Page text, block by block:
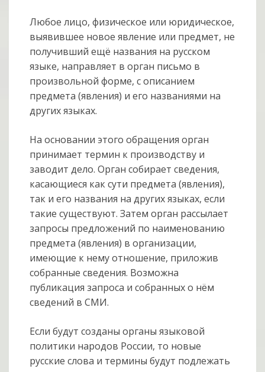
Любое лицо, физическое или юридическое,
выявившее новое явление или предмет, не
получивший ещё названия на русском
языке, направляет в орган письмо в
произвольной форме, с описанием
предмета (явления) и его названиями на
других языках.
На основании этого обращения орган
принимает термин к производству и
заводит дело. Орган собирает сведения,
касающиеся как сути предмета (явления),
так и его названия на других языках, если
такие существуют. Затем орган рассылает
запросы предложений по наименованию
предмета (явления) в организации,
имеющие к нему отношение, приложив
собранные сведения. Возможна
публикация запроса и собранных о нём
сведений в СМИ.
Если будут созданы органы языковой
политики народов России, то новые
русские слова и термины будут подлежать